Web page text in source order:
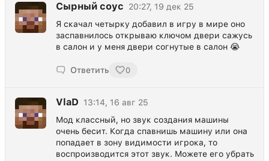
Сырный соус
20:27, 19 дек 25
Я скачал четырку добавил в игру в мире оно
заспавнилось открываю ключом двери сажусь
в салон и у меня двери согнутые в салон 😭
Ответить 0
VlaD
13:14, 16 авг 25
Мод классный, но звук создания машины
очень бесит. Когда спавнишь машину или она
попадает в зону видимости игрока, то
воспроизводится этот звук. Можете его убрать